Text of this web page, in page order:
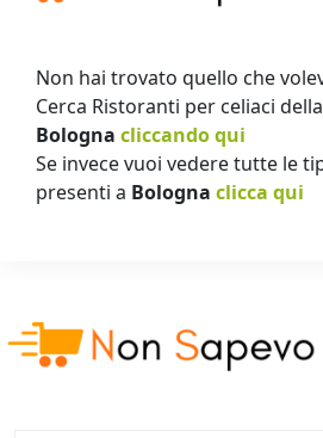
Non hai trovato quello che
Cerca Ristoranti per celiaci
Bologna cliccando qui
Se invece vuoi vedere tutte le
presenti a Bologna clicca qui